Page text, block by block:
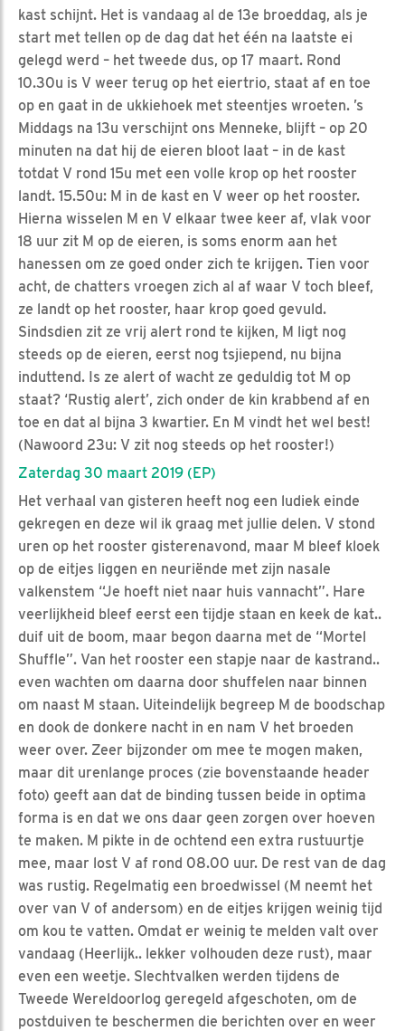
kast schijnt. Het is vandaag al de 13e broeddag, als je
start met tellen op de dag dat het één na laatste ei
gelegd werd – het tweede dus, op 17 maart. Rond
10.30u is V weer terug op het eiertrio, staat af en toe
op en gaat in de ukkiehoek met steentjes wroeten. ’s
Middags na 13u verschijnt ons Menneke, blijft – op 20
minuten na dat hij de eieren bloot laat – in de kast
totdat V rond 15u met een volle krop op het rooster
landt. 15.50u: M in de kast en V weer op het rooster.
Hierna wisselen M en V elkaar twee keer af, vlak voor
18 uur zit M op de eieren, is soms enorm aan het
hanessen om ze goed onder zich te krijgen. Tien voor
acht, de chatters vroegen zich al af waar V toch bleef,
ze landt op het rooster, haar krop goed gevuld.
Sindsdien zit ze vrij alert rond te kijken, M ligt nog
steeds op de eieren, eerst nog tsjiepend, nu bijna
induttend. Is ze alert of wacht ze geduldig tot M op
staat? ‘Rustig alert’, zich onder de kin krabbend af en
toe en dat al bijna 3 kwartier. En M vindt het wel best!
(Nawoord 23u: V zit nog steeds op het rooster!)
Zaterdag 30 maart 2019 (EP)
Het verhaal van gisteren heeft nog een ludiek einde
gekregen en deze wil ik graag met jullie delen. V stond
uren op het rooster gisterenavond, maar M bleef kloek
op de eitjes liggen en neuriënde met zijn nasale
valkenstem “Je hoeft niet naar huis vannacht”. Hare
veerlijkheid bleef eerst een tijdje staan en keek de kat..
duif uit de boom, maar begon daarna met de “Mortel
Shuffle”. Van het rooster een stapje naar de kastrand..
even wachten om daarna door shuffelen naar binnen
om naast M staan. Uiteindelijk begreep M de boodschap
en dook de donkere nacht in en nam V het broeden
weer over. Zeer bijzonder om mee te mogen maken,
maar dit urenlange proces (zie bovenstaande header
foto) geeft aan dat de binding tussen beide in optima
forma is en dat we ons daar geen zorgen over hoeven
te maken. M pikte in de ochtend een extra rustuurtje
mee, maar lost V af rond 08.00 uur. De rest van de dag
was rustig. Regelmatig een broedwissel (M neemt het
over van V of andersom) en de eitjes krijgen weinig tijd
om kou te vatten. Omdat er weinig te melden valt over
vandaag (Heerlijk.. lekker volhouden deze rust), maar
even een weetje. Slechtvalken werden tijdens de
Tweede Wereldoorlog geregeld afgeschoten, om de
postduiven te beschermen die berichten over en weer